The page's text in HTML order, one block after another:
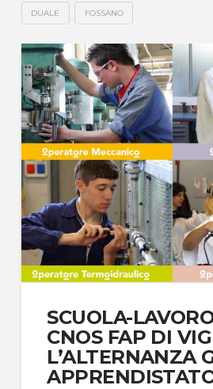
DUALE FOSSANO
SCUOLA-
CNOS FAP DI
L’ALTERNANZA